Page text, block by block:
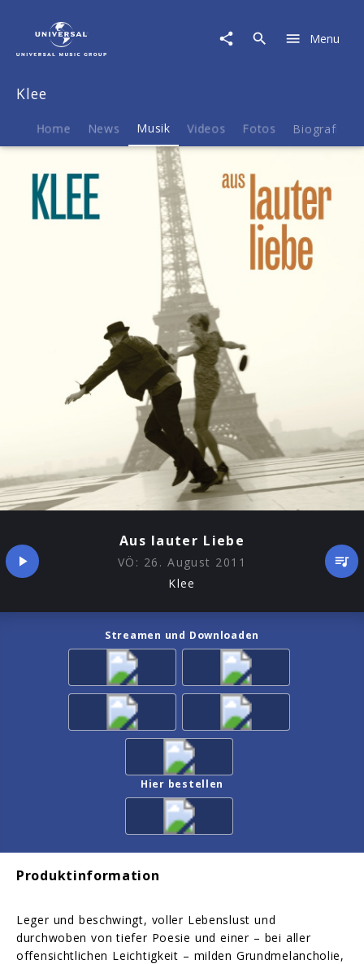
lauter
Menu
Klee
Home News Musik Videos Fotos Biografie
Aus lauter Liebe
VÖ: 26. August 2011
Klee
Streamen und Downloaden
Hier bestellen
Produktinformation
Leger und beschwingt, voller Lebenslust und
durchwoben von tiefer Poesie und einer – bei aller
offensichtlichen Leichtigkeit – milden Grundmelancholie,